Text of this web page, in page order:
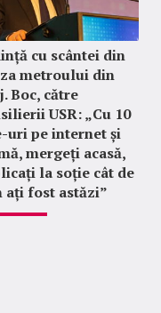
cu scântei din
metroului din
Boc, către
USR: „Cu 10
uri pe internet și
mergeți acasă,
la soție cât de
ați fost astăzi”